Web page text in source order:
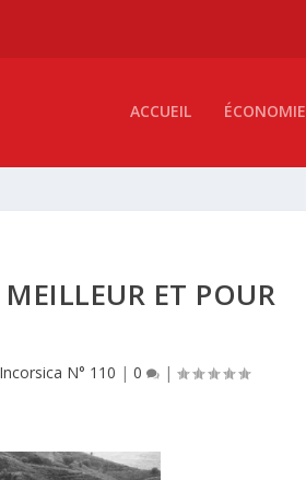
ACCUEIL ÉCONOMIE
ET POUR
Incorsica N° 110 | 0 |